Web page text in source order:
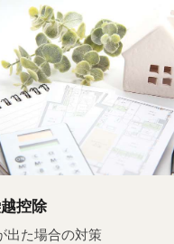
控除
出た場合の対策